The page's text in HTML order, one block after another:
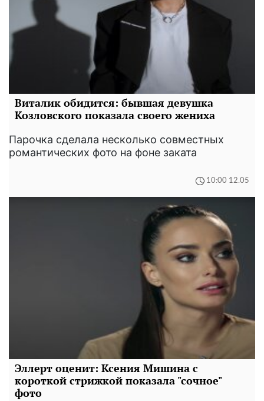
Виталик обидится: бывшая девушка
Козловского показала своего жениха
Парочка сделала несколько совместных
романтических фото на фоне заката
10:00 12.05
Эллерт оценит: Ксения Мишина с
короткой стрижкой показала "сочное"
фото